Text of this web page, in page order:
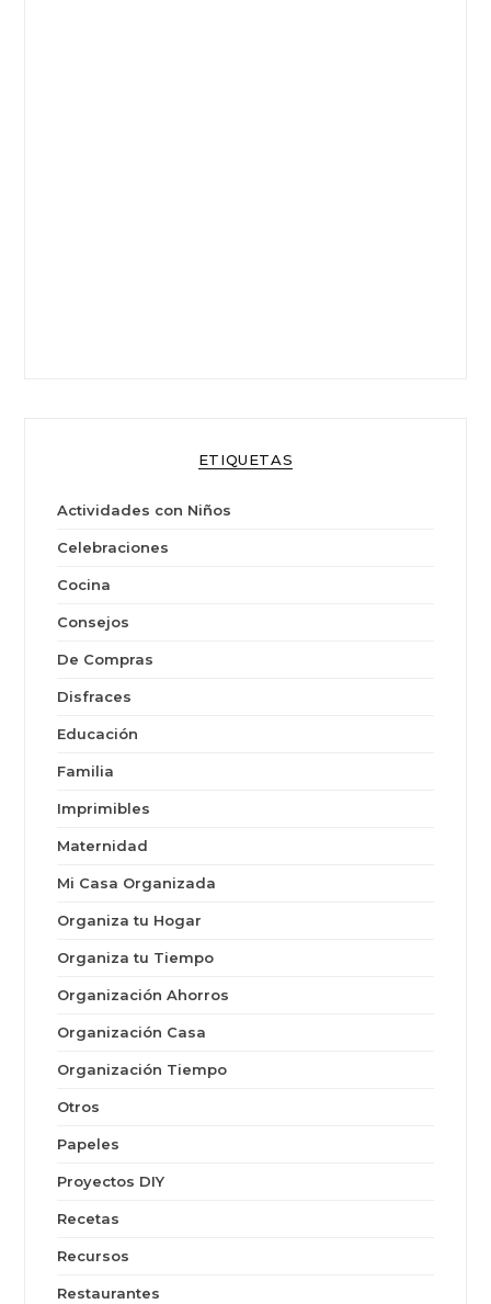
ETIQUETAS
Actividades con Niños
Celebraciones
Cocina
Consejos
De Compras
Disfraces
Educación
Familia
Imprimibles
Maternidad
Mi Casa Organizada
Organiza tu Hogar
Organiza tu Tiempo
Organización Ahorros
Organización Casa
Organización Tiempo
Otros
Papeles
Proyectos DIY
Recetas
Recursos
Restaurantes